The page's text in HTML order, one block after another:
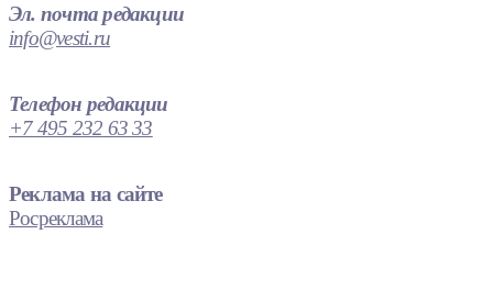
Эл. почта редакции
info@vesti.ru
Телефон редакции
+7 495 232 63 33
Реклама на сайте
Росреклама